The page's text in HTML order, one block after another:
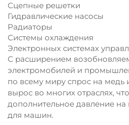
Сцепные решетки
Гидравлические насосы
Радиаторы
Системы охлаждения
Электронных системах
С расширением
электромобилей и
по всему миру спрос на
вырос во многих отраслях,
дополнительное давление
для машин.